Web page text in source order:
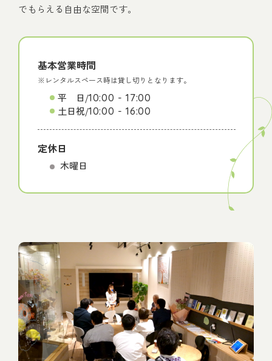
でもらえる自由な空間です。
基本営業時間
※レンタルスペース時は貸し切りとなります。
平 日/10:00 - 17:00
土日祝/10:00 - 16:00
定休日
木曜日